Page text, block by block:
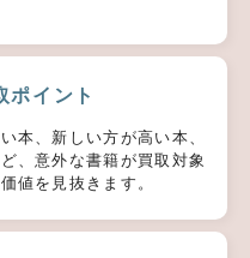
ポイント
本、新しい方が高い本、
、意外な書籍が買取対象
値を見抜きます。